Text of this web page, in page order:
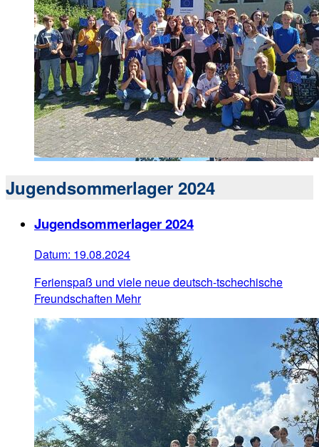
Jugendsommerlager 2024
Jugendsommerlager 2024
Datum: 19.08.2024
Ferienspaß und viele neue deutsch-tschechische
Freundschaften Mehr